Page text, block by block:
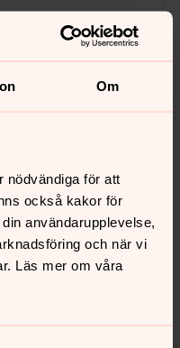
Om
nödvändiga för att
också kakor för
användarupplevelse,
och när vi
Läs mer om våra
i kyrkorna i
för hela Svenska
för Musik &
på.
Europas bäst
som är